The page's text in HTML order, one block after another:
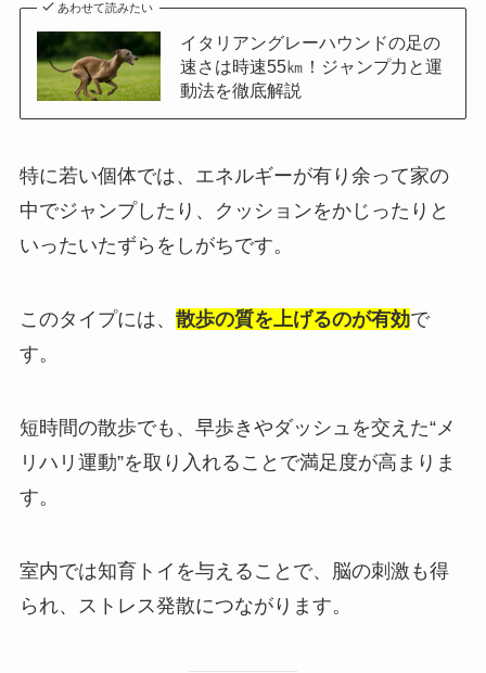
あわせて読みたい
イタリアングレーハウンドの足の
速さは時速55㎞！ジャンプ力と運
動法を徹底解説
特に若い個体では、エネルギーが有り余って家の
中でジャンプしたり、クッションをかじったりと
いったいたずらをしがちです。
このタイプには、 散歩の質を上げるのが有効で
す。
短時間の散歩でも、早歩きやダッシュを交えた“メ
リハリ運動”を取り入れることで満足度が高まりま
す。
室内では知育トイを与えることで、脳の刺激も得
られ、ストレス発散につながります。